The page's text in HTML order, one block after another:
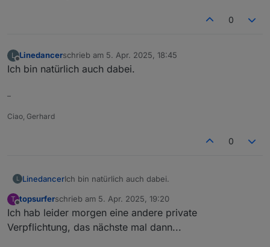
0
L
Offline
Linedancerschrieb am 5. Apr. 2025, 18:45
zuletzt editiert von
Ich bin natürlich auch dabei.
–
Ciao, Gerhard
0
L LinedancerIch bin natürlich auch dabei.
T
Offline
topsurferschrieb am 5. Apr. 2025, 19:20
zuletzt editiert von
Ich hab leider morgen eine andere private
Verpflichtung, das nächste mal dann...